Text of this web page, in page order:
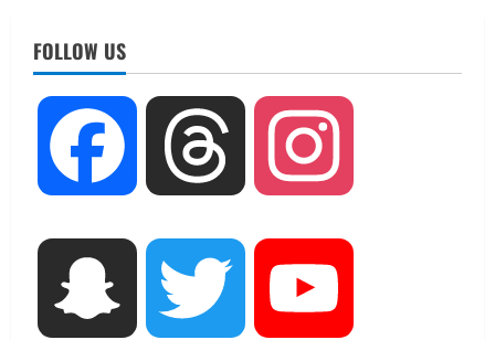
FOLLOW US
Facebook Threads
Snapchat Twitter
August 6, 2026
UTTARAKHAND NEWS
मिस उत्तराखंड 2026 के सब-कॉन्टेस्ट ‘मिस
ब्यूटीफुल आइज़’ एवं ‘मिस ब्यूटीफुल हेयर’ का
August 5, 2026
UTTARAKHAND NEWS
एमआईटी वर्ल्ड पीस यूनिवर्सिटी और जर्मनी के
बीएसबीआई के बीच समझौता; भारतीय छात्रों